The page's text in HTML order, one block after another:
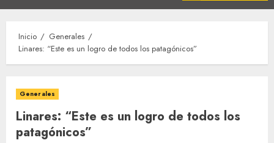
principal
Inicio
Generales
Linares: “Este es un logro de todos los patagónicos”
Generales
Linares: “Este es un logro de todos los
patagónicos”